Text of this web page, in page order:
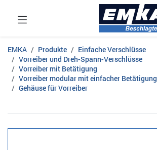
EMKA Produkte
Einfache Verschlüsse
Vorreiber und Dreh-Spann-Verschlüsse
Vorreiber mit Betätigung
Vorreiber modular mit einfacher Betätigung
Gehäuse für Vorreiber